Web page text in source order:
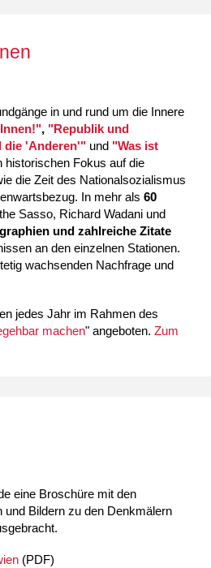
in und rund um die Innere
, "Republik und
die 'Anderen'" und "Was ist
historischen Fokus auf die
die Zeit des Nationalsozialismus
In mehr als 60
Sasso, Richard Wadani und
und zahlreiche Zitate
an den einzelnen Stationen.
wachsenden Nachfrage und
jedes Jahr im Rahmen des
machen" angeboten. Zum
eine Broschüre mit den
und Bildern zu den Denkmälern
(PDF)